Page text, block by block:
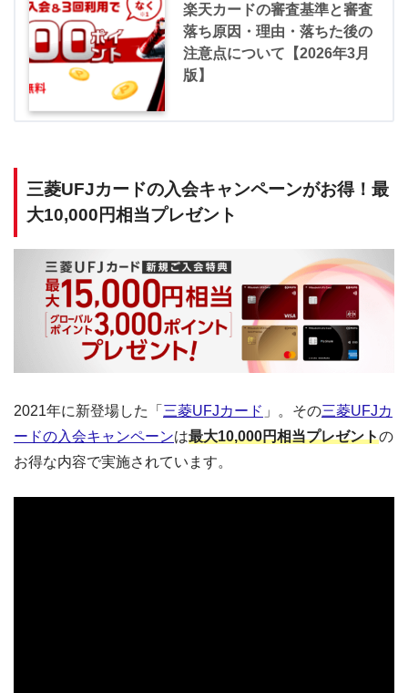
楽天カードの審査基準と審査
落ち原因・理由・落ちた後の
注意点について【2026年3月
版】
三菱UFJカードの入会キャンペーンがお得！最
大10,000円相当プレゼント
2021年に新登場した「 三菱UFJカード 」。その三菱UFJカ
ードの入会キャンペーンは最大10,000円相当プレゼントの
お得な内容で実施されています。